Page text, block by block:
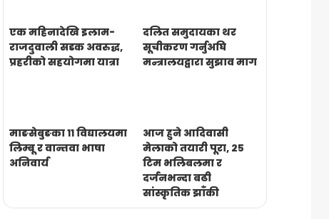
एक महिनादेखि इलाम-
राजदुवाली सडक अवरुद्ध,
प्रहरीको सहयोगमा यात्रा
दलित समुदायका थर
सूचीकरण गर्नुअघि
मन्त्रालयद्वारा सुझाव माग
माङसेबुङका ११ विद्यालयमा
लिम्बू र वान्तवा भाषा
अनिवार्य
आज हुने आदिवासी
मेलाको तयारी पूरा, २५
टिम भलिबलमा र
दर्जनभन्दा बढी
सांस्कृतिक झाँकी